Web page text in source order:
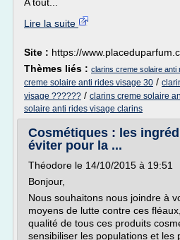
Lire la suite
Site : https://
Thèmes liés : clarins creme solaire anti
creme solaire anti rides visage 30 /
visage ?????? / clarins creme solaire
solaire anti rides visage clarins
Cosmétiques : les
éviter pour la ...
Théodore le 14/10/2015 à 19:51
Bonjour,
Nous souhaitons nous joindre à
moyens de lutte contre ces
qualité de tous ces produits
sensibiliser les populations et les